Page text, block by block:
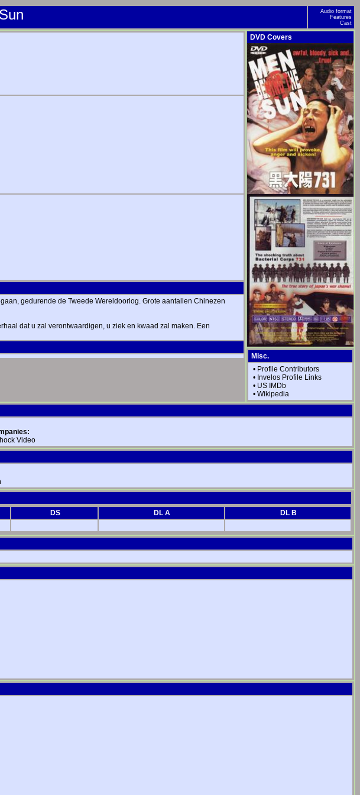
Audio format
Features
Cast
gedurende de Tweede Wereldoorlog. Grote aantallen Chinezen
dat u zal verontwaardigen, u ziek en kwaad zal maken. Een
DVD Covers
Misc.
• Profile Contributors
• Invelos Profile Links
• US IMDb
• Wikipedia
Video
DS DL A
DL B